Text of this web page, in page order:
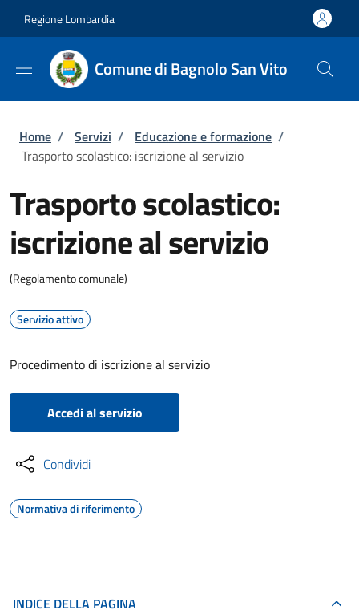
Regione Lombardia
Comune di Bagnolo San Vito
Briciole di pane
Home / Servizi / Educazione e formazione /
Trasporto scolastico: iscrizione al servizio
Trasporto scolastico:
iscrizione al servizio
(Regolamento comunale)
Servizio attivo
Procedimento di iscrizione al servizio
Accedi al servizio
Condividi
Normativa di riferimento
INDICE DELLA PAGINA